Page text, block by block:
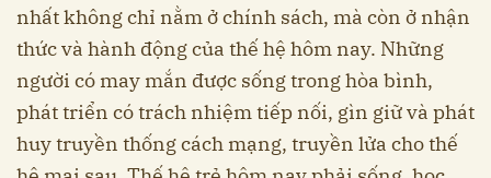
nhất không chỉ nằm ở chính sách, mà còn ở nhận
thức và hành động của thế hệ hôm nay. Những
người có may mắn được sống trong hòa bình,
phát triển có trách nhiệm tiếp nối, gìn giữ và phát
huy truyền thống cách mạng, truyền lửa cho thế